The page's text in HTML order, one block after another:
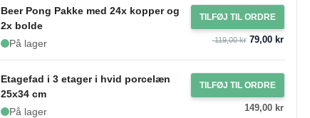
Beer Pong Pakke med 24x kopper og
2x bolde
På lager
TILFØJ TIL ORDRE
119,00 kr79,00 kr
Etagefad i 3 etager i hvid porcelæn
25x34 cm
På lager
TILFØJ TIL ORDRE
149,00 kr